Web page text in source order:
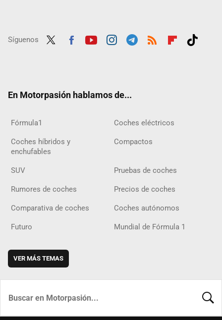
Síguenos
En Motorpasión hablamos de...
Fórmula1 Coches eléctricos
Coches híbridos y
enchufables
Compactos
SUV Pruebas de coches
Rumores de coches Precios de coches
Comparativa de coches Coches autónomos
Futuro Mundial de Fórmula 1
VER MÁS TEMAS